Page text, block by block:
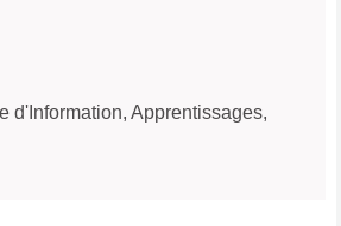
d'Information, Apprentissages,